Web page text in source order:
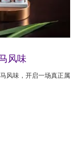
风味
风味，开启一场真正属